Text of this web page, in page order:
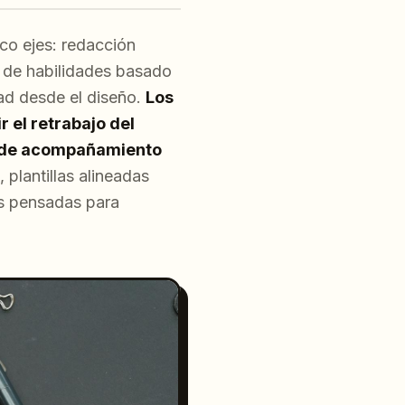
ejes: redacción
habilidades basado
desde el diseño. Los
el retrabajo del
acompañamiento
alineadas
pensadas para